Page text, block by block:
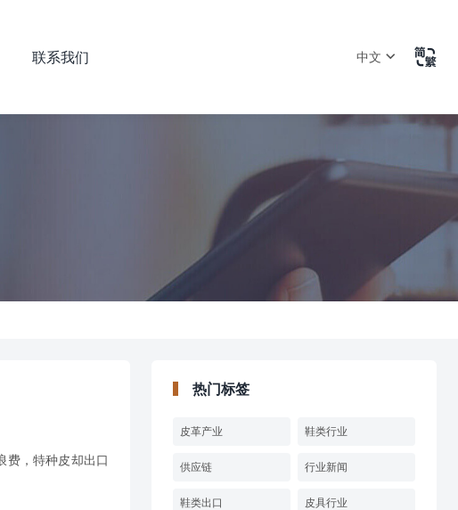

中文
联系我们
费，特种皮却出口
热门标签
皮革产业 鞋类行业
供应链 行业新闻
鞋类出口 皮具行业